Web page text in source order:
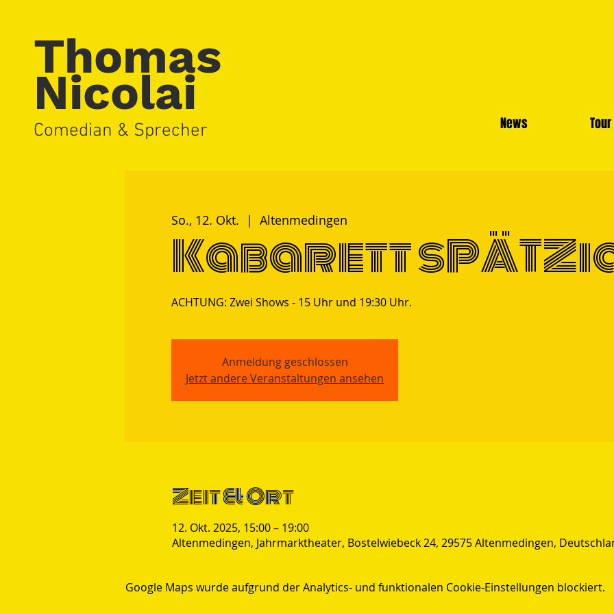
Thomas
Nicolai
Comedian & Sprecher News Tour
So., 12. Okt.
  |
Altenmedingen
Kabarett
ACHTUNG: Zwei Shows - 15 Uhr und 19:30 Uhr.
Anmeldung geschlossen
Jetzt andere Veranstaltungen ansehen
Zeit & Ort
12. Okt. 2025, 15:00 – 19:00
Altenmedingen, Jahrmarktheater, Bostelwiebeck 24, 29575 Altenmedingen,
Google Maps wurde aufgrund der Analytics- und funktionalen Cookie-Einstellungen blockiert.